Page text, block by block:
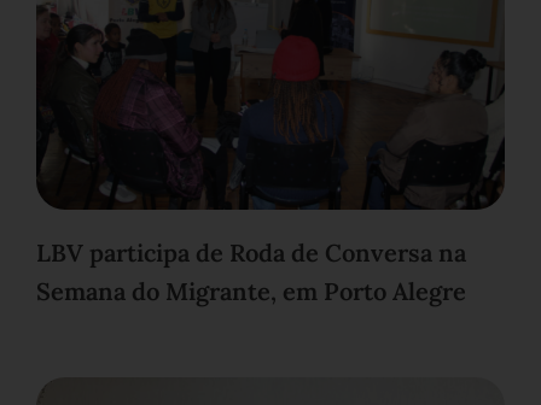
LBV participa de Roda de Conversa na
Semana do Migrante, em Porto Alegre